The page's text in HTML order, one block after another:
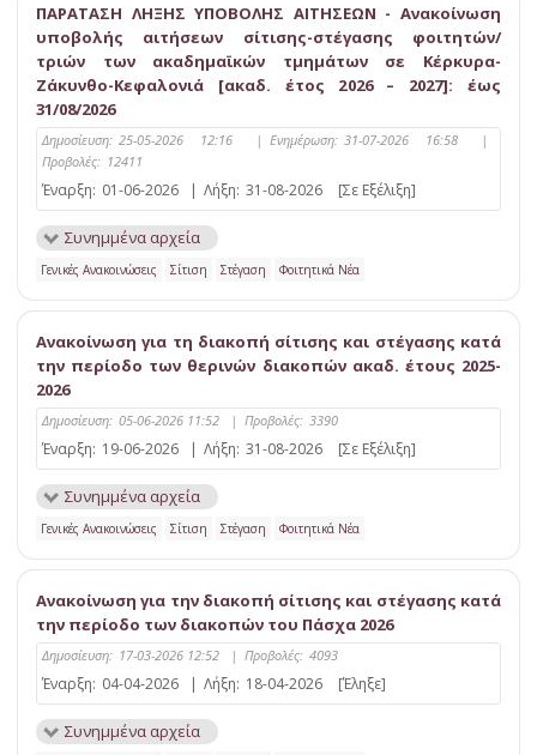
ΠΑΡΑΤΑΣΗ ΛΗΞΗΣ ΥΠΟΒΟΛΗΣ ΑΙΤΗΣΕΩΝ - Ανακοίνωση
υποβολής αιτήσεων σίτισης-στέγασης φοιτητών/
τριών των ακαδημαϊκών τμημάτων σε Κέρκυρα-
Ζάκυνθο-Κεφαλονιά [ακαδ. έτος 2026 – 2027]: έως
31/08/2026
Δημοσίευση: 25-05-2026 12:16 | Ενημέρωση: 31-07-2026 16:58
|
Προβολές: 12411
Έναρξη: 01-06-2026 | Λήξη: 31-08-2026 [Σε Εξέλιξη]
Συνημμένα αρχεία
Γενικές Ανακοινώσεις Σίτιση Στέγαση Φοιτητικά Νέα
Ανακοίνωση για τη διακοπή σίτισης και στέγασης κατά
την περίοδο των θερινών διακοπών ακαδ. έτους 2025-
2026
Δημοσίευση: 05-06-2026 11:52 | Προβολές: 3390
Έναρξη: 19-06-2026 | Λήξη: 31-08-2026 [Σε Εξέλιξη]
Συνημμένα αρχεία
Γενικές Ανακοινώσεις Σίτιση Στέγαση Φοιτητικά Νέα
Ανακοίνωση για την διακοπή σίτισης και στέγασης κατά
την περίοδο των διακοπών του Πάσχα 2026
Δημοσίευση: 17-03-2026 12:52 | Προβολές: 4093
Έναρξη: 04-04-2026 | Λήξη: 18-04-2026 [Έληξε]
Συνημμένα αρχεία